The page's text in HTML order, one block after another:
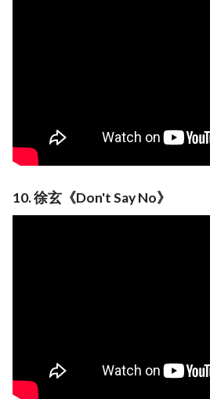
10. 徐玄《Don't Say No》